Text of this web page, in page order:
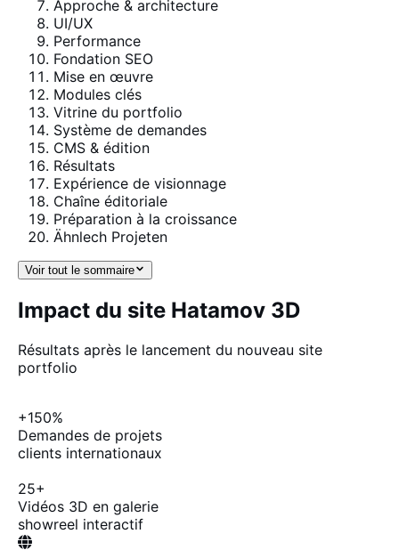
Approche & architecture
UI/UX
Performance
Fondation SEO
Mise en œuvre
Modules clés
Vitrine du portfolio
Système de demandes
CMS & édition
Résultats
Expérience de visionnage
Chaîne éditoriale
Préparation à la croissance
Ähnlech Projeten
Voir tout le sommaire
Impact du site Hatamov 3D
Résultats après le lancement du nouveau site
portfolio
+150%
Demandes de projets
clients internationaux
25+
Vidéos 3D en galerie
showreel interactif